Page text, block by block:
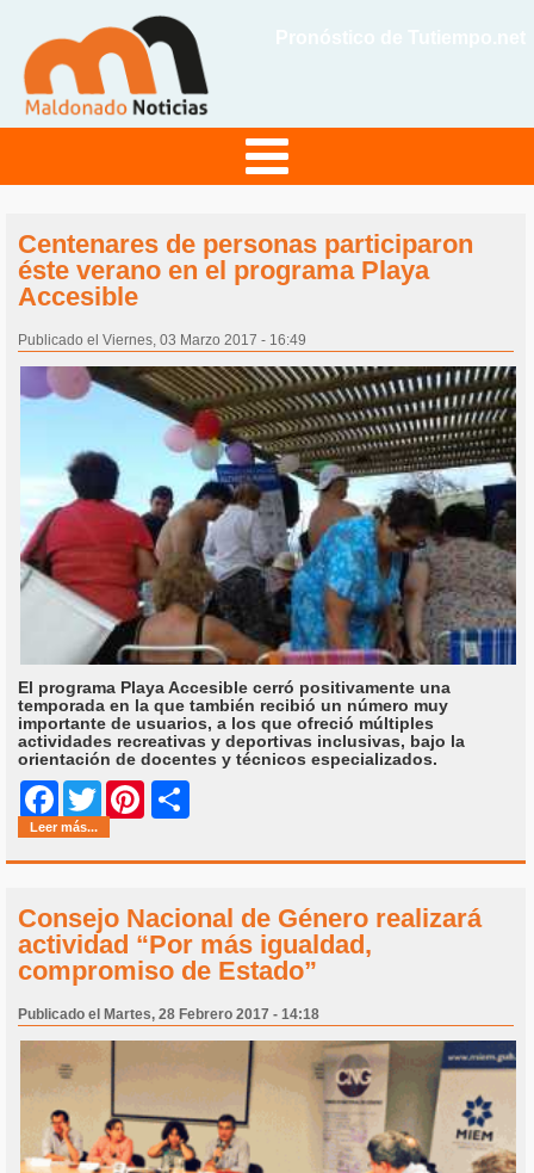
Centenares de personas participaron
éste verano en el programa Playa
Accesible
Publicado el Viernes, 03 Marzo 2017 - 16:49
El programa Playa Accesible cerró positivamente una
temporada en la que también recibió un número muy
importante de usuarios, a los que ofreció múltiples
actividades recreativas y deportivas inclusivas, bajo la
orientación de docentes y técnicos especializados.
Facebook
Twitter Pinterest
Leer más...
Consejo Nacional de Género realizará
actividad “Por más igualdad,
compromiso de Estado”
Publicado el Martes, 28 Febrero 2017 - 14:18